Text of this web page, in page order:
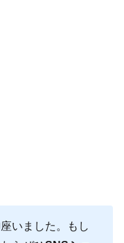
いました。もし